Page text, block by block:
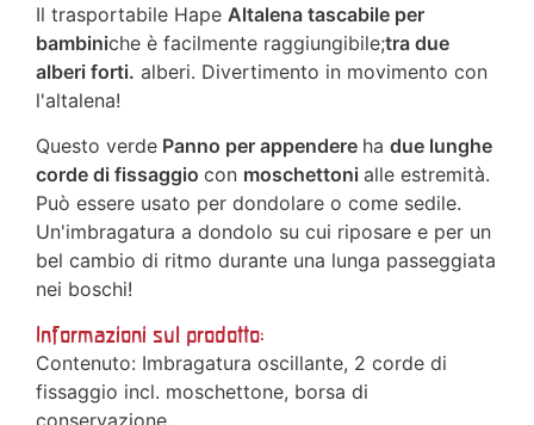
Il trasportabile Hape Altalena tascabile per
bambiniche è facilmente raggiungibile;tra due
alberi forti. alberi. Divertimento in movimento con
l'altalena!
Questo verde Panno per appendere ha due lunghe
corde di fissaggio con moschettoni alle estremità.
Può essere usato per dondolare o come sedile.
Un'imbragatura a dondolo su cui riposare e per un
bel cambio di ritmo durante una lunga passeggiata
nei boschi!
Informazioni sul prodotto:
Contenuto: Imbragatura oscillante, 2 corde di
fissaggio incl. moschettone, borsa di